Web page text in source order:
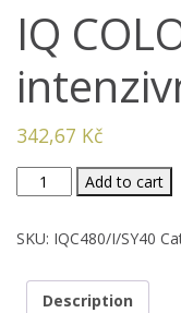
IQ
342,67 Kč
80g
intenzivní
Add to cart
SKU: IQC480/I/SY40
Description